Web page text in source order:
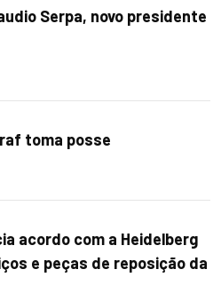
Serpa, novo presidente
toma posse
acordo com a Heidelberg
e peças de reposição da